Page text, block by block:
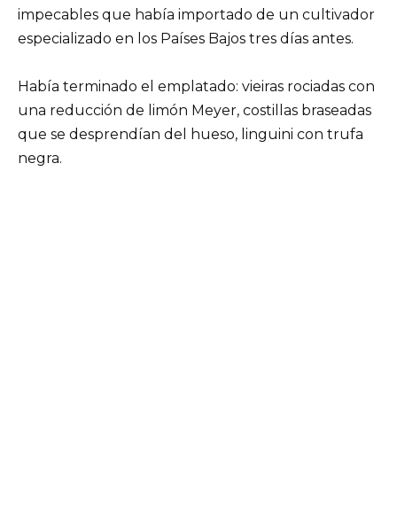
impecables que había importado de un cultivador
especializado en los Países Bajos tres días antes.
Había terminado el emplatado: vieiras rociadas con
una reducción de limón Meyer, costillas braseadas
que se desprendían del hueso, linguini con trufa
negra.